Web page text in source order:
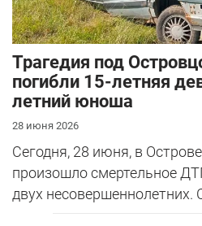
Трагедия под
погибли 15-летняя
летний юноша
28 июня 2026
Сегодня, 28 июня, в
произошло смертельное
двух несовершеннолетних.